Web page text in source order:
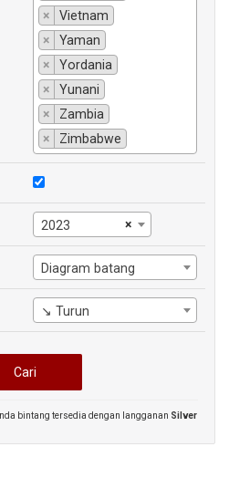
×
Vietnam
×
Yaman
×
Yordania
×
Yunani
×
Zambia
×
Zimbabwe
×
2023
Diagram batang
↘ Turun
bintang tersedia dengan langganan Silver